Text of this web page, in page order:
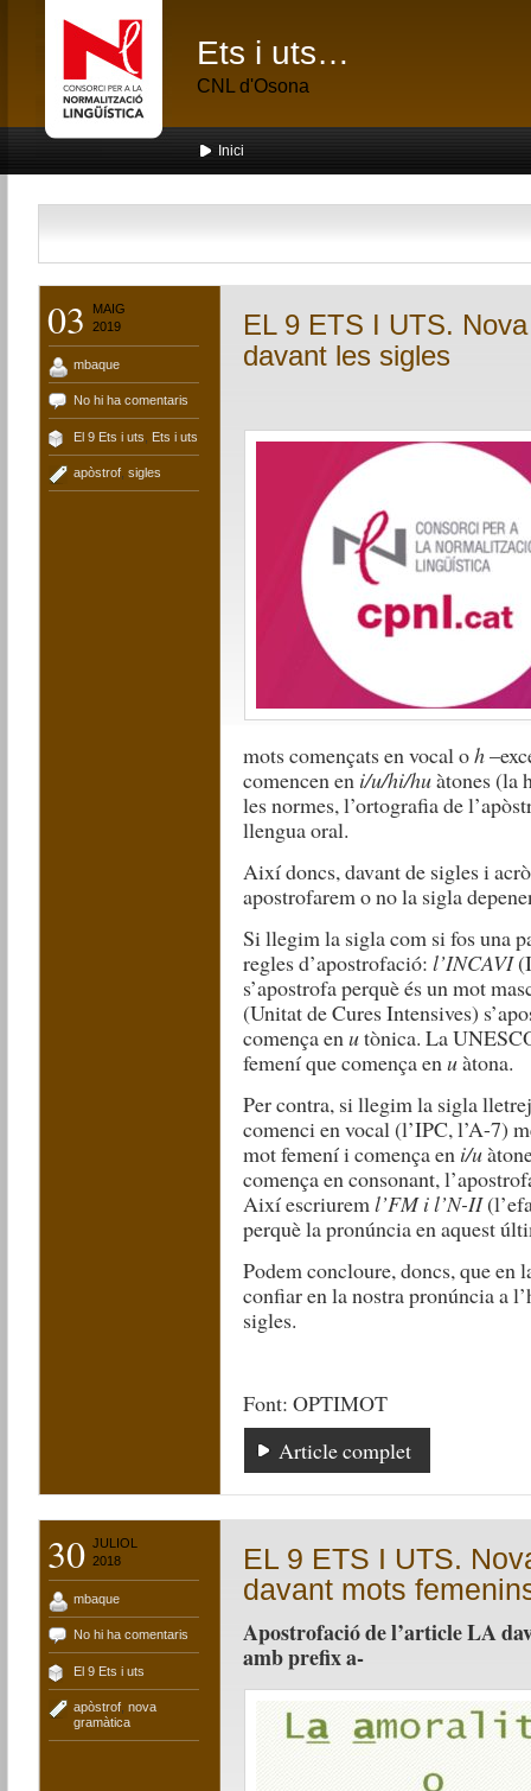
Ets i uts…
CNL d'Osona
Inici
03
MAIG
2019
mbaque
No hi ha comentaris
El 9 Ets i uts Ets i uts
apòstrof ,sigles
EL 9 ETS I UTS.
davant les sigles
mots començats en vocal oh
comencen en i/u/hi/huàtones (la
les normes, l’ortografia de
llengua oral.
Així doncs, davant de sigles i
apostrofarem o no la sigla
Si llegim la sigla com si fos una
regles d’apostrofació:l’INCAVI
s’apostrofa perquè és un mot
(Unitat de Cures Intensives)
comença enutònica. La
femení que comença enuàtona.
Per contra, si llegim la sigla
comenci en vocal (l’IPC, l’A-7)
mot femení i comença en i/u
comença en consonant,
Així escriureml’FM i l’N-II
perquè la pronúncia en aquest
Podem concloure, doncs, que en
confiar en la nostra pronúncia a
sigles.
Font: OPTIMOT
Article complet
30 JULIOL
2018
mbaque
No hi ha comentaris
El 9 Ets i uts
apòstrof ,nova
gramàtica
EL 9 ETS I UTS.
davant mots
Apostrofació de l’article LA
amb prefix a-